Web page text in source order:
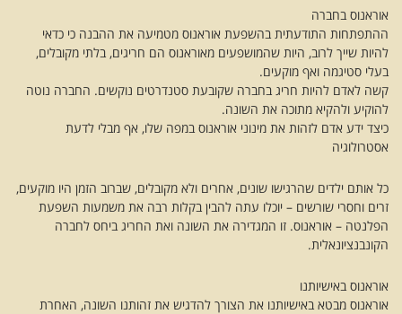
אוראנוס בחברה
ההתפתחות התודעתית בהשפעת אוראנוס מטמיעה את ההבנה כי כדאי
להיות שייך לרוב, היות שהמושפעים מאוראנוס הם חריגים, בלתי מקובלים,
בעלי סטיגמה ואף מוקעים.
קשה לאדם להיות חריג בחברה שקובעת סטנדרטים נוקשים. החברה נוטה
להוקיע ולהקיא מתוכה את השונה.
כיצד ידע אדם לזהות את מינוני אוראנוס במפה שלו, אף מבלי לדעת
אסטרולוגיה
כל אותם ילדים שהרגישו שונים, אחרים ולא מקובלים, שברוב הזמן היו מוקעים,
זרים וחסרי שורשים – יוכלו עתה להבין בקלות רבה את משמעות השפעת
הפלנטה – אוראנוס. זו המגדירה את השונה ואת החריג ביחס לחברה
הקונבנציונאלית.
אוראנוס באישיותנו
אוראנוס מבטא באישיותנו את הצורך להדגיש את זהותנו השונה, האחרת